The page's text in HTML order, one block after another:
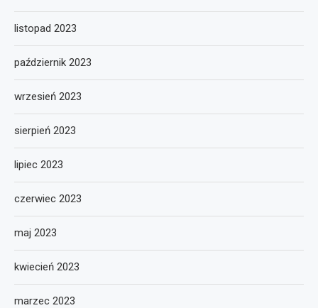
listopad 2023
październik 2023
wrzesień 2023
sierpień 2023
lipiec 2023
czerwiec 2023
maj 2023
kwiecień 2023
marzec 2023